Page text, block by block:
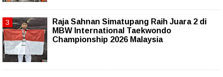
Raja Sahnan Simatupang Raih Juara 2 di
MBW International Taekwondo
Championship 2026 Malaysia